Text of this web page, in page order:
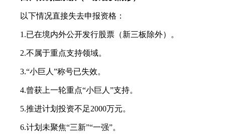
以下情况直接失去申报资格：
1.已在境内外公开发行股票（新三板除外）。
2.不属于重点支持领域。
3.“小巨人”称号已失效。
4.曾获上一轮重点“小巨人”支持。
5.推进计划投资不足2000万元。
6.计划未聚焦“三新”“一强”。